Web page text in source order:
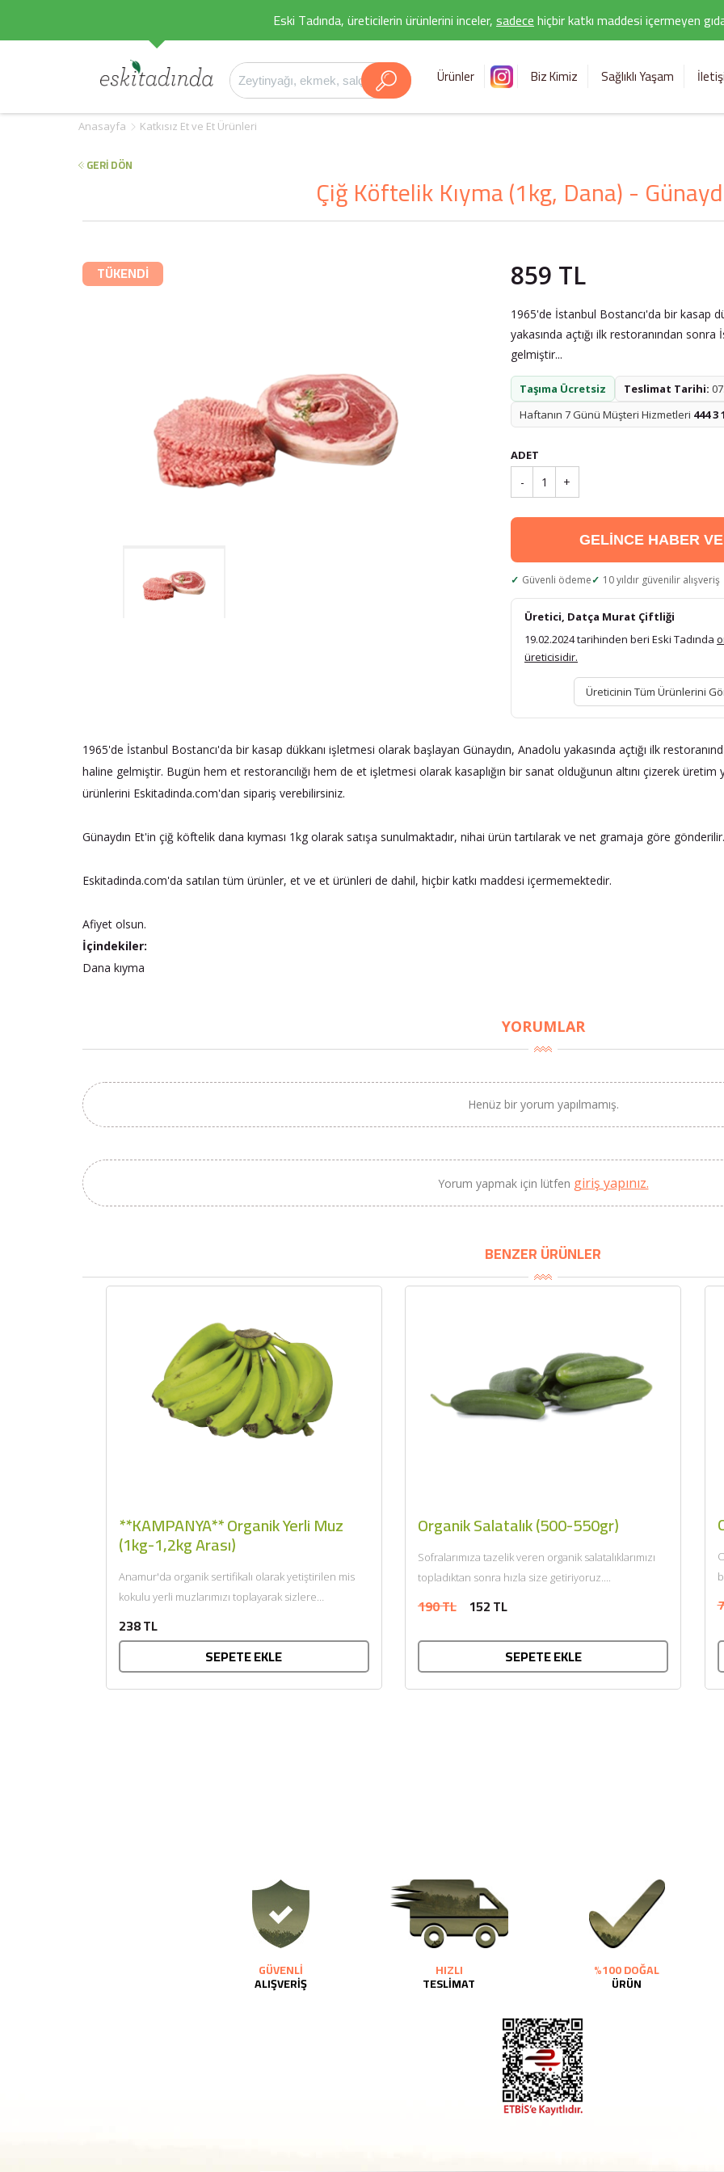
Eski Tadında, üreticilerin ürünlerini inceler,sadecehiçbir katkı maddesi içermeyen
Ürünler Biz Kimiz Sağlıklı Yaşam
Anasayfa Katkısız Et ve Et Ürünleri
GERİ DÖN
Çiğ Köftelik Kıyma (1kg, Dana) -
TÜKENDİ 859 TL
1965'de İstanbul Bostancı'da bir kasap
yakasında açtığı ilk restoranından
gelmiştir...
Taşıma Ücretsiz Teslimat Tarihi:
Haftanın 7 Günü Müşteri Hizmetleri 444 3
ADET
- 1 +
GELİNCE HABER
Güvenli ödeme 10 yıldır güvenilir alışveriş
Üretici, Datça Murat Çiftliği
19.02.2024 tarihinden beri Eski Tadında
üreticisidir.
Üreticinin Tüm Ürünlerini
1965'de İstanbul Bostancı'da bir kasap dükkanı işletmesi olarak başlayan Günaydın, Anadolu yakasında açtığı ilk
haline gelmiştir. Bugün hem et restorancılığı hem de et işletmesi olarak kasaplığın bir sanat olduğunun altını çizerek üretim
ürünlerini Eskitadinda.com'dan sipariş verebilirsiniz.
Günaydın Et'in çiğ köftelik dana kıyması 1kg olarak satışa sunulmaktadır, nihai ürün tartılarak ve net gramaja göre gönderilir.
Eskitadinda.com'da satılan tüm ürünler, et ve et ürünleri de dahil, hiçbir katkı maddesi içermemektedir.
Afiyet olsun.
İçindekiler:
Dana kıyma
YORUMLAR
Henüz bir yorum yapılmamış.
Yorum yapmak için lütfen giriş yapınız.
BENZER ÜRÜNLER
**KAMPANYA** Organik Yerli Muz
(1kg-1,2kg Arası)
Anamur'da organik sertifikalı olarak yetiştirilen mis
kokulu yerli muzlarımızı toplayarak sizlere
238 TL
SEPETE EKLE
Organik Salatalık (500-550gr)
Sofralarımıza tazelik veren organik salatalıklarımızı
topladıktan sonra hızla size getiriyoruz....
190 TL 152 TL
SEPETE EKLE
GÜVENLİ
ALIŞVERİŞ
HIZLI
TESLİMAT
%100 DOĞAL
ÜRÜN
BU HAFTANIN PLANLI İNDİRİMİ
2690,00 TL
Kaan Olgun Hasat
(5lt, Soğuk Sıkım) - Bilgem
Zeytincilik
SEPETE EKLE